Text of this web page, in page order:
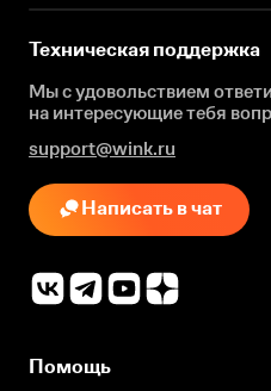
Техническая поддержка
Мы с удовольствием
на интересующиетебя
support@wink.ru
Написать в чат
Помощь